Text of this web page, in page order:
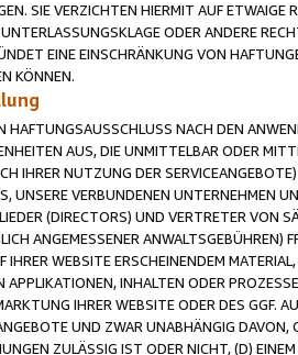
SIE VERZICHTEN HIERMIT AUF
ODER ANDERE
EINE EINSCHRÄNKUNG VON
KÖNNEN.
HAFTUNGSAUSSCHLUSS NACH DEN
AUS, DIE UNMITTELBAR ODER
IHRER NUTZUNG DER
UNSERE VERBUNDENEN UNTERNEHMEN
(DIRECTORS) UND VERTRETER VON
ANGEMESSENER
IHRER WEBSITE ERSCHEINENDEM
APPLIKATIONEN, INHALTEN ODER
IHRER WEBSITE ODER DES GGF.
UND ZWAR UNABHÄNGIG
ZULÄSSIG IST ODER NICHT, (D)